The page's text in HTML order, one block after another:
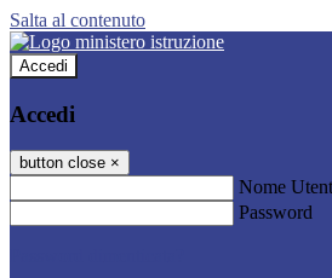
Salta al contenuto
Accedi
Accedi
button close ×
Nome
Password